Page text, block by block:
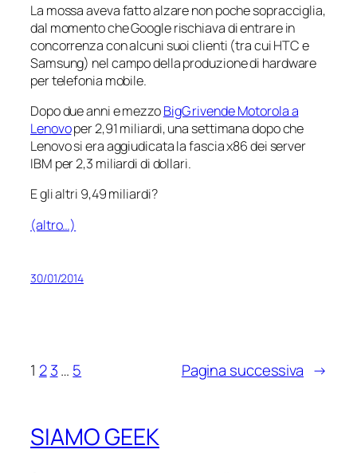
La mossa aveva fatto alzare non poche sopracciglia,
dal momento che Google rischiava di entrare in
concorrenza con alcuni suoi clienti (tra cui HTC e
Samsung) nel campo della produzione di hardware
per telefonia mobile.
Dopo due anni e mezzoBigG rivende Motorola a
Lenovoper 2,91 miliardi, una settimana dopo che
Lenovo si era aggiudicata la fascia x86 dei server
IBM per 2,3 miliardi di dollari.
E gli altri 9,49 miliardi?
(altro…)
30/01/2014
1 2 3… 5 Pagina successiva →
SIAMO GEEK